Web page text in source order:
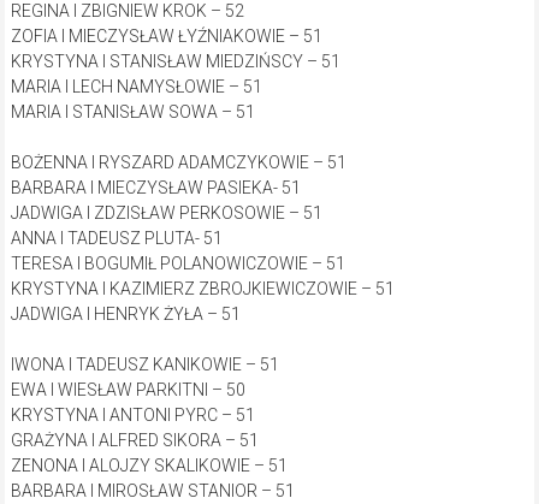
REGINA I ZBIGNIEW KROK – 52
ZOFIA I MIECZYSŁAW ŁYŹNIAKOWIE – 51
KRYSTYNA I STANISŁAW MIEDZIŃSCY – 51
MARIA I LECH NAMYSŁOWIE – 51
MARIA I STANISŁAW SOWA – 51
BOŻENNA I RYSZARD ADAMCZYKOWIE – 51
BARBARA I MIECZYSŁAW PASIEKA- 51
JADWIGA I ZDZISŁAW PERKOSOWIE – 51
ANNA I TADEUSZ PLUTA- 51
TERESA I BOGUMIŁ POLANOWICZOWIE – 51
KRYSTYNA I KAZIMIERZ ZBROJKIEWICZOWIE – 51
JADWIGA I HENRYK ŻYŁA – 51
IWONA I TADEUSZ KANIKOWIE – 51
EWA I WIESŁAW PARKITNI – 50
KRYSTYNA I ANTONI PYRC – 51
GRAŻYNA I ALFRED SIKORA – 51
ZENONA I ALOJZY SKALIKOWIE – 51
BARBARA I MIROSŁAW STANIOR – 51